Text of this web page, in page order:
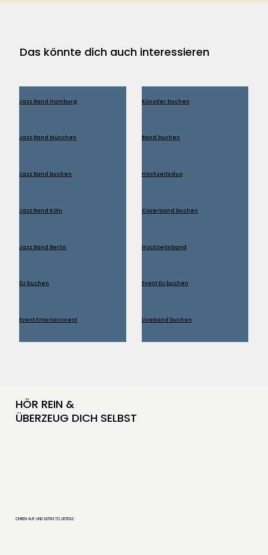
Das könnte dich auch interessieren
Jazz Band Hamburg
Jazz Band München
Jazz Band buchen
Jazz Band Köln
Jazz Band Berlin
DJ buchen
Event Entertainment
Künstler buchen
Band buchen
Hochzeitsduo
Coverband buchen
Hochzeitsband
Event DJ buchen
Liveband buchen
HÖR REIN &
ÜBERZEUG DICH SELBST
OHREN AUF UND LISTEN TO: LISTEN2